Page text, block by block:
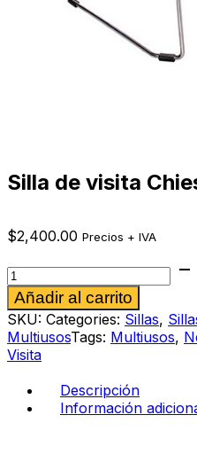
Silla de visita
$2,400.00 Precios + IVA
Silla
de
visita
Chiesa
negro
cantidad
Añadir al carrito
SKU: Categories: Sillas,
MultiusosTags: Multiusos,
Visita
Descripción
Información